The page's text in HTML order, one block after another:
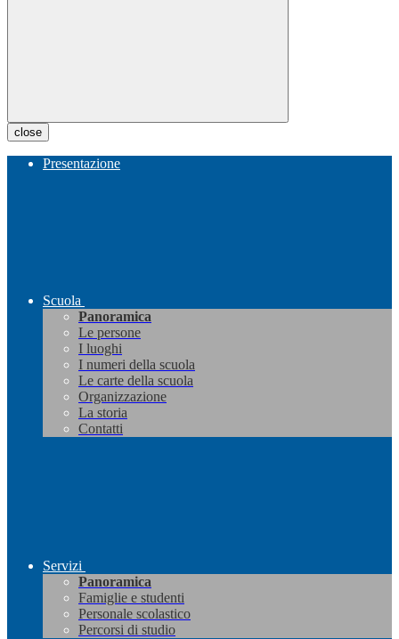
close
Presentazione
Scuola
Panoramica
Le persone
I luoghi
I numeri della scuola
Le carte della scuola
Organizzazione
La storia
Contatti
Servizi
Panoramica
Famiglie e studenti
Personale scolastico
Percorsi di studio